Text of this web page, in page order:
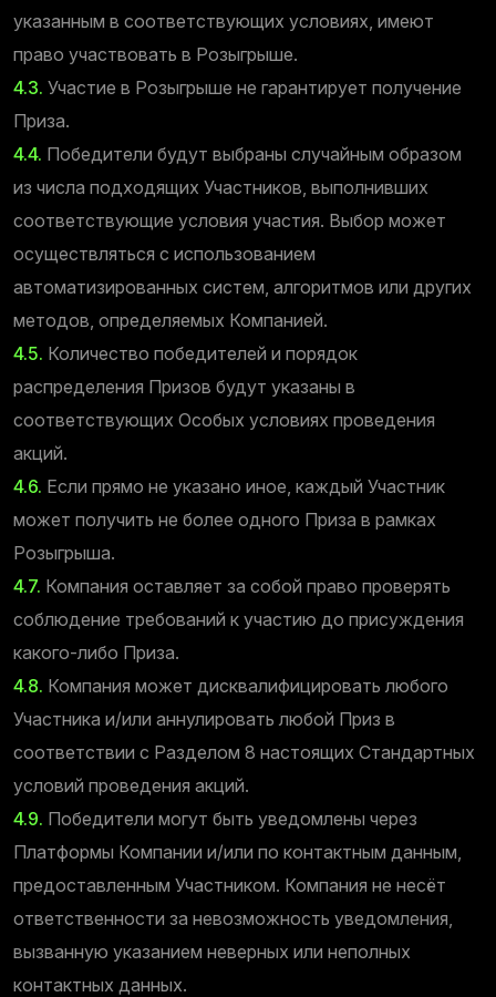
указанным в соответствующих условиях, имеют
право участвовать в Розыгрыше.
4.3. Участие в Розыгрыше не гарантирует получение
Приза.
4.4. Победители будут выбраны случайным образом
из числа подходящих Участников, выполнивших
соответствующие условия участия. Выбор может
осуществляться с использованием
автоматизированных систем, алгоритмов или других
методов, определяемых Компанией.
4.5. Количество победителей и порядок
распределения Призов будут указаны в
соответствующих Особых условиях проведения
акций.
4.6. Если прямо не указано иное, каждый Участник
может получить не более одного Приза в рамках
Розыгрыша.
4.7. Компания оставляет за собой право проверять
соблюдение требований к участию до присуждения
какого-либо Приза.
4.8. Компания может дисквалифицировать любого
Участника и/или аннулировать любой Приз в
соответствии с Разделом 8 настоящих Стандартных
условий проведения акций.
4.9. Победители могут быть уведомлены через
Платформы Компании и/или по контактным данным,
предоставленным Участником. Компания не несёт
ответственности за невозможность уведомления,
вызванную указанием неверных или неполных
контактных данных.